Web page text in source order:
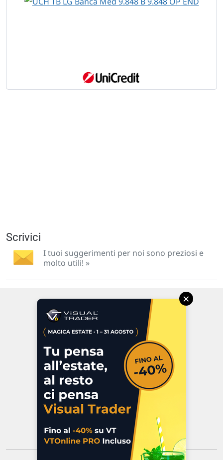
Scrivici
I tuoi suggerimenti per noi sono preziosi e
molto utili! »
47923 Rimini
P.IVA 02 452 460 401
Chi siamo
Commenti e segnalazioni
Contattaci
×